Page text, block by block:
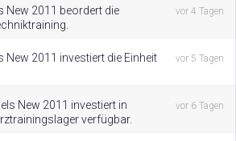
New 2011 beordert die
vor 4 Tagen
New 2011 investiert die Einheit
vor 5 Tagen
New 2011 investiert in
verfügbar.
vor 6 Tagen